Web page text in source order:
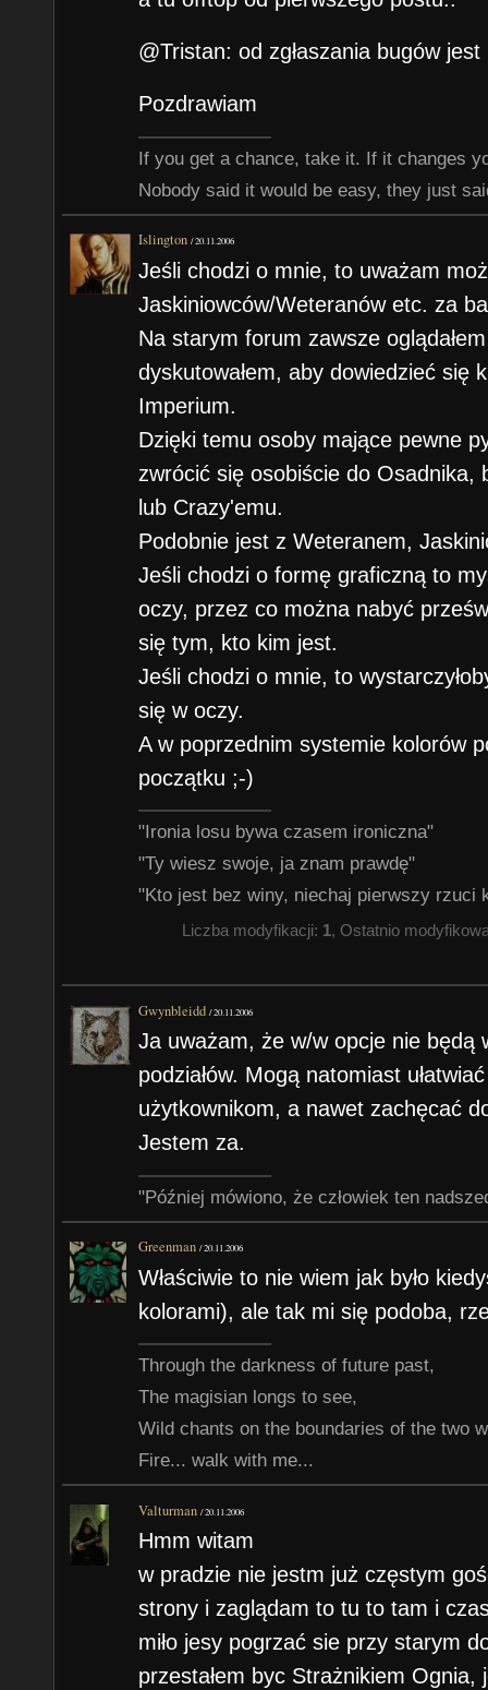
@Tristan: od zgłaszania bugów
Pozdrawiam
If you get a chance, take it. If it changes
Nobody said it would be easy, they just
Islington /20.11.2006
Jeśli chodzi o mnie, to uważam
Jaskiniowców/Weteranów etc. za
Na starym forum zawsze
dyskutowałem, aby dowiedzieć się
Imperium.
Dzięki temu osoby mające pewne
zwrócić się osobiście do Osadnika,
lub Crazy'emu.
Podobnie jest z Weteranem,
Jeśli chodzi o formę graficzną to
oczy, przez co można nabyć
się tym, kto kim jest.
Jeśli chodzi o mnie, to
się w oczy.
A w poprzednim systemie kolorów
początku ;-)
"Ironia losu bywa czasem ironiczna"
"Ty wiesz swoje, ja znam prawdę"
"Kto jest bez winy, niechaj pierwszy rzuci
Liczba modyfikacji: 1, Ostatnio
Gwynbleidd /20.11.2006
Ja uważam, że w/w opcje nie będą
podziałów. Mogą natomiast
użytkownikom, a nawet zachęcać
Jestem za.
"Później mówiono, że człowiek ten
Greenman /20.11.2006
Właściwie to nie wiem jak było
kolorami), ale tak mi się podoba,
Through the darkness of future past,
The magisian longs to see,
Wild chants on the boundaries of the two
Fire... walk with me...
Valturman /20.11.2006
Hmm witam
w pradzie nie jestm już częstym
strony i zaglądam to tu to tam i
miło jesy pogrzać sie przy starym
przestałem byc Strażnikiem Ognia,